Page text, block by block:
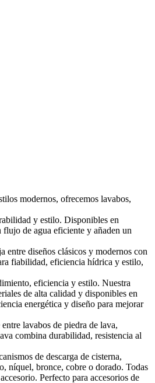
modernos, ofrecemos lavabos,
y estilo. Disponibles en
flujo de agua eficiente y añaden un
diseños clásicos y modernos con
fiabilidad, eficiencia hídrica y estilo,
eficiencia y estilo. Nuestra
de alta calidad y disponibles en
energética y diseño para mejorar
lavabos de piedra de lava,
combina durabilidad, resistencia al
de descarga de cisterna,
níquel, bronce, cobre o dorado. Todas
Perfecto para accesorios de